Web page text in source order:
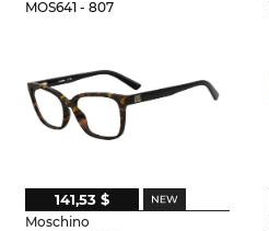
MOS641 - 807
Moschino
141,53 $